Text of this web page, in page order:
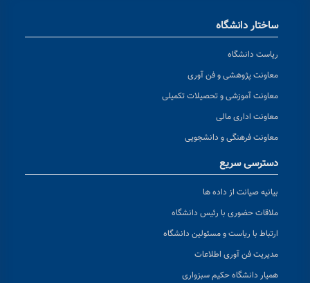
ساختار دانشگاه
ریاست دانشگاه
معاونت پژوهشی و فن آوری
معاونت آموزشی و تحصیلات تکمیلی
معاونت اداری مالی
معاونت فرهنگی و دانشجویی
دسترسی سریع
بیانیه صیانت از داده ها
ملاقات حضوری با رئیس دانشگاه
ارتباط با ریاست و مسئولین دانشگاه
مدیریت فن آوری اطلاعات
همیار دانشگاه حکیم سبزواری